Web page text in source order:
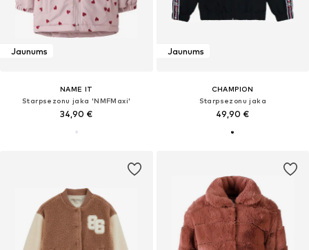
Jaunums
NAME IT
Starpsezonu jaka 'NMFMaxi'
34,90 €
Jaunums
CHAMPION
Starpsezonu jaka
49,90 €